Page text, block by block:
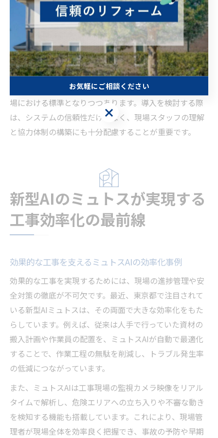
ティチェックやスタッフ教育を徹底し、万が一の障害発
生時には迅速な対応マニュアルを準備しています。東京
都の先進的な現場では、AIミュトスと人間のダブルチェ
ック体制を取り入れ、リスク低減と安全性の両立に成功
しています。
AIミュトスの危険性に対する安全対策は、今後の工事現
場における標準となりつつあります。導入を検討する際
は、システムの信頼性だけでなく、現場スタッフの理解
と協力体制の構築にも十分配慮することが重要です。
新型AIのミュトスが実現する
工事効率化の最前線
効果的な工事を支えるミュトスAIの効率化事例
効果的な工事を実現するためには、現場の進捗管理や安
全対策の徹底が不可欠です。最近、東京都で注目されて
いる新型AIミュトスは、その両面で大きな効率化をもた
らしています。例えば、従来は人手で行っていた資材の
搬入計画や作業員の配置を、ミュトスAIが自動で最適化
することで、作業工程の無駄を削減し、トラブル発生率
の低減につながっています。
また、ミュトスAIは工事現場の監視カメラ映像をリアル
タイムで解析し、危険エリアへの立ち入りや不審な動き
を検知する機能も搭載しています。これにより、現場管
理者が現場全体を効率良く把握でき、事故の予防や早期
お気軽にご相談ください
お気軽にご相談ください